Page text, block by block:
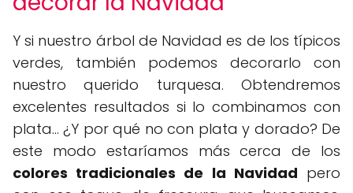
Y si nuestro árbol de Navidad es de los típicos
verdes, también podemos decorarlo con
nuestro querido turquesa. Obtendremos
excelentes resultados si lo combinamos con
plata... ¿Y por qué no con plata y dorado? De
este modo estaríamos más cerca de los
colores tradicionales de la Navidad pero